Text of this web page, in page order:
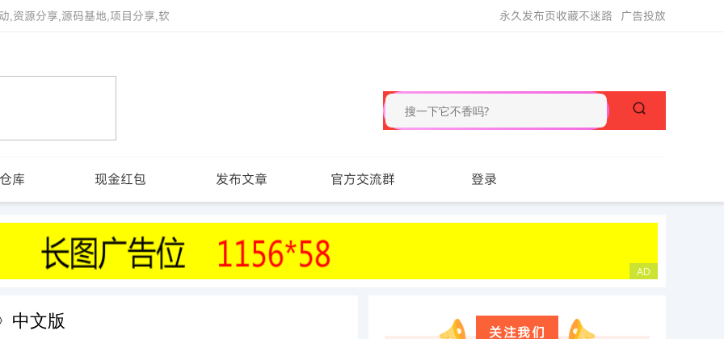
,资源分享,源码基地,项目分享,软 广告投放
永久发布页收藏不迷路
库 现金红包 发布文章 官方交流群 登录
中文版
关注我们